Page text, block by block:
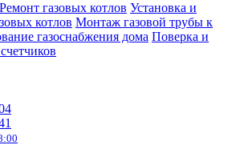
Ремонт газовых котлов Установка и
котлов Монтаж газовой трубы к
газоснабжения дома Поверка и